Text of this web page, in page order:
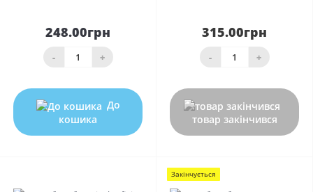
248.00грн
- +
До
кошика
315.00грн
- +
товар закінчився
Закінчується